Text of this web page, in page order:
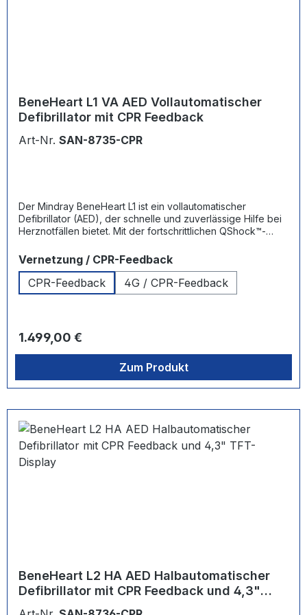
BeneHeart L1 VA AED Vollautomatischer
Defibrillator mit CPR Feedback
Art-Nr. SAN-8735-CPR
Der Mindray BeneHeart L1 ist ein vollautomatischer
Defibrillator (AED), der schnelle und zuverlässige Hilfe bei
Herznotfällen bietet. Mit der fortschrittlichen QShock™-
nur 7 Sekunden abgeben und wertvolle Sekunden in
Notfällen sparen. Durch klare Sprach- und Bildanweisungen
werden auch Laien sicher durch den gesamten Prozess
geführt, während das Gerät den Schock automatisch
Freizeiteinrichtungen. Eine Feedback-Funktion zur Qualität
der Herz-Lungen-Wiederbelebungrundet das Paket ab.
Vernetzung / CPR-Feedbackauswählen
CPR-Feedback
4G / CPR-Feedback
Regulärer Preis:
1.499,00 €
Zum Produkt
BeneHeart L2 HA AED Halbautomatischer
Defibrillator mit CPR Feedback und 4,3"